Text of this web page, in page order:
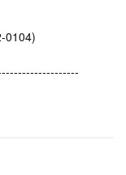
0104)